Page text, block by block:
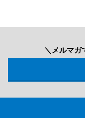
＼メルマガ